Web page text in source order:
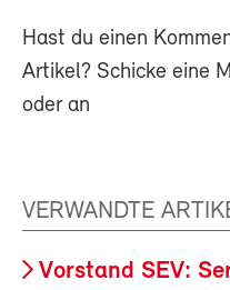
Hast du einen
Artikel? Schicke eine
oder an
VERWANDTE
Vorstand SEV: